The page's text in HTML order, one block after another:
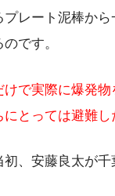
プレート泥棒か
です。
で実際に爆発
とっては避難
初、安藤良太が